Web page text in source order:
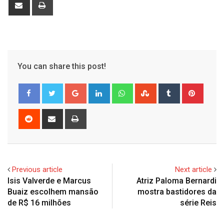
You can share this post!
Google+ LinkedIn WhatsappStumbleUpon
Tumblr
Reddit
Share
Previous article
Isis Valverde e Marcus
Buaiz escolhem mansão
de R$ 16 milhões
Next article
Atriz Paloma Bernardi
mostra bastidores da
série Reis